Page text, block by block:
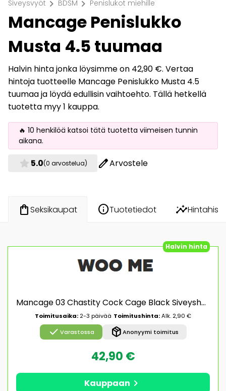
Siveysvyöt chevron_right BDSM chevron_right Penislukot miehille
Mancage Penislukko
Musta 4.5 tuumaa
Halvin hinta jonka löysimme on 42,90 €. Vertaa
hintoja tuotteelle Mancage Penislukko Musta 4.5
tuumaa ja löydä edullisin vaihtoehto. Tällä hetkellä
tuotetta myy 1 kauppa.
🔥 10 henkilöä katsoi tätä tuotetta viimeisen tunnin
aikana.
star 5.0(0 arvostelua) editArvostele
shopping_bagSeksikaupat infoTuotetiedot insights
Halvin hinta
Mancage 03 Chastity Cock Cage Black Siveyshäkki
Toimitusaika: 2-3 päivää Toimitushinta:Alk. 2,90 €
check Varastossa package_2Anonyymi toimitus
42,90 €
Kauppaan chevron_right